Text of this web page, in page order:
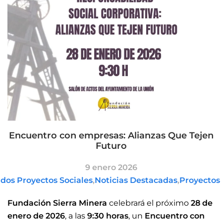
Encuentro con empresas: Alianzas Que Tejen
Futuro
9 enero 2026
Proyectos Sociales,Noticias Destacadas,Proyectos
Fundación Sierra Minera celebrará el próximo 28 de
enero de 2026, a las 9:30 horas, un Encuentro con